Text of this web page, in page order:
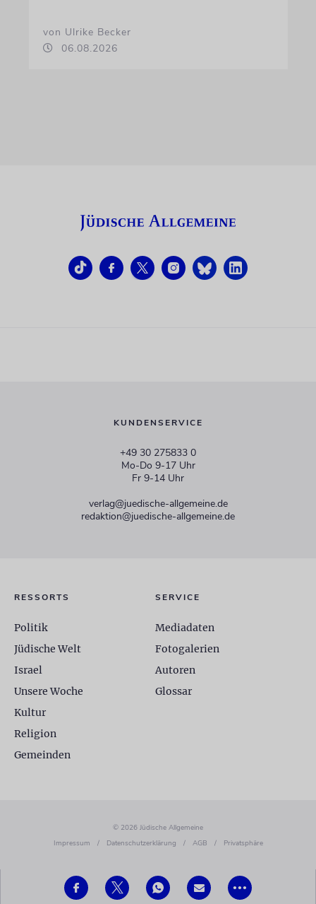
•••
von Ulrike Becker
06.08.2026
KUNDENSERVICE
+49 30 275833 0
Mo-Do 9-17 Uhr
Fr 9-14 Uhr
verlag@juedische-allgemeine.de
redaktion@juedische-allgemeine.de
RESSORTS
Politik
Jüdische Welt
Israel
Unsere Woche
Kultur
Religion
Gemeinden
SERVICE
Mediadaten
Fotogalerien
Autoren
Glossar
© 2026 Jüdische Allgemeine
Impressum
/ Datenschutzerklärung / AGB / Privatsphäre